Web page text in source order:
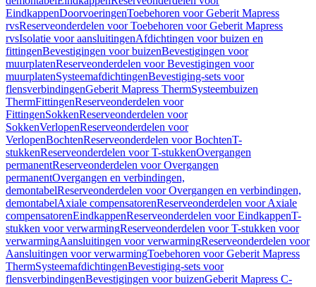
EindkappenDoorvoeringenToebehoren voor Geberit Mapress
rvsReserveonderdelen voor Toebehoren voor Geberit Mapress
rvsIsolatie voor aansluitingenAfdichtingen voor buizen en
fittingenBevestigingen voor buizenBevestigingen voor
muurplatenReserveonderdelen voor Bevestigingen voor
muurplatenSysteemafdichtingenBevestiging-sets voor
flensverbindingenGeberit Mapress ThermSysteembuizen
ThermFittingenReserveonderdelen voor
FittingenSokkenReserveonderdelen voor
SokkenVerlopenReserveonderdelen voor
VerlopenBochtenReserveonderdelen voor BochtenT-
stukkenReserveonderdelen voor T-stukkenOvergangen
permanentReserveonderdelen voor Overgangen
permanentOvergangen en verbindingen,
demontabelReserveonderdelen voor Overgangen en verbindingen,
demontabelAxiale compensatorenReserveonderdelen voor Axiale
compensatorenEindkappenReserveonderdelen voor EindkappenT-
stukken voor verwarmingReserveonderdelen voor T-stukken voor
verwarmingAansluitingen voor verwarmingReserveonderdelen voor
Aansluitingen voor verwarmingToebehoren voor Geberit Mapress
ThermSysteemafdichtingenBevestiging-sets voor
flensverbindingenBevestigingen voor buizenGeberit Mapress C-